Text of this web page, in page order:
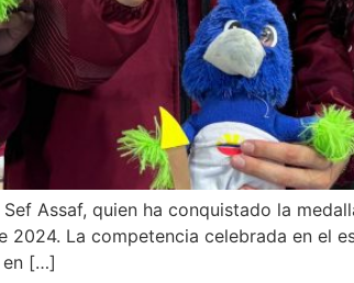
Assaf, quien ha conquistado la
2024. La competencia celebrada en el
en […]